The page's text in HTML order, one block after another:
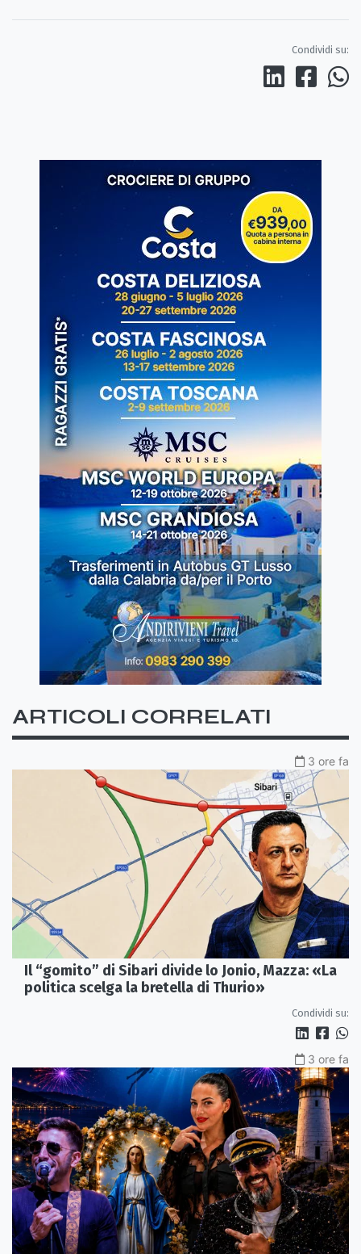
Condividi su:
ARTICOLI CORRELATI
3 ore fa
Il “gomito” di Sibari divide lo Jonio, Mazza: «La
politica scelga la bretella di Thurio»
Condividi su:
3 ore fa